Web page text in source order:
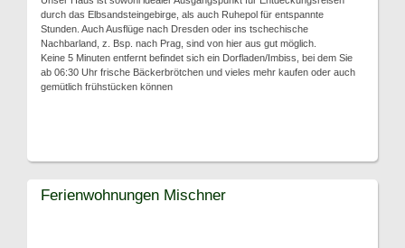
durch das Elbsandsteingebirge, als auch Ruhepol für entspannte
Stunden. Auch Ausflüge nach Dresden oder ins tschechische
Nachbarland, z. Bsp. nach Prag, sind von hier aus gut möglich.
Keine 5 Minuten entfernt befindet sich ein Dorfladen/Imbiss, bei dem Sie
ab 06:30 Uhr frische Bäckerbrötchen und vieles mehr kaufen oder auch
gemütlich frühstücken können
Ferienwohnungen Mischner